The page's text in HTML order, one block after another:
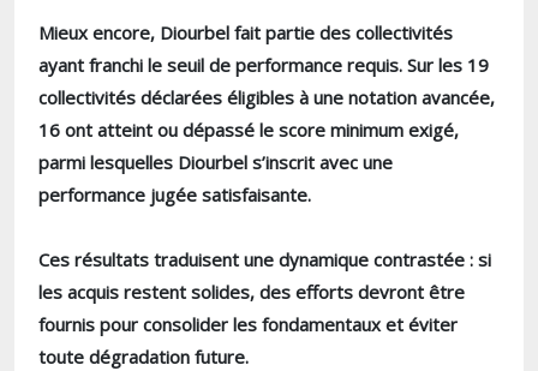
Mieux encore, Diourbel fait partie des collectivités
ayant franchi le seuil de performance requis. Sur les 19
collectivités déclarées éligibles à une notation avancée,
16 ont atteint ou dépassé le score minimum exigé,
parmi lesquelles Diourbel s’inscrit avec une
performance jugée satisfaisante.
Ces résultats traduisent une dynamique contrastée : si
les acquis restent solides, des efforts devront être
fournis pour consolider les fondamentaux et éviter
toute dégradation future.